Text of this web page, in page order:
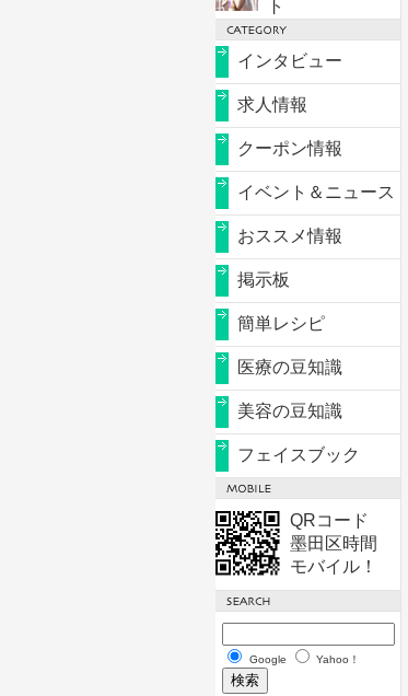
ト
インタビュー
求人情報
クーポン情報
イベント＆ニュース
おススメ情報
掲示板
簡単レシピ
医療の豆知識
美容の豆知識
フェイスブック
QRコード
墨田区時間
モバイル！
Google Yahoo！